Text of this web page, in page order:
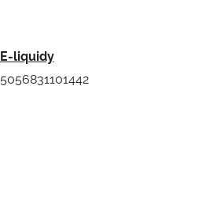
E-liquidy
5056831101442